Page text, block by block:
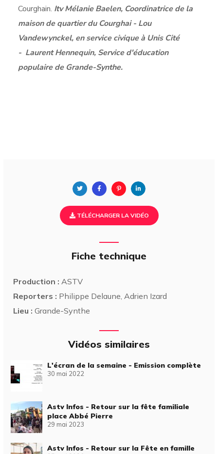
Courghain. Itv Mélanie Baelen, Coordinatrice de la
maison de quartier du Courghai - Lou
Vandewynckel, en service civique à Unis Cité
- Laurent Hennequin, Service d'éducation
populaire de Grande-Synthe.
TÉLÉCHARGER LA VIDÉO
Fiche technique
Production : ASTV
Reporters : Philippe Delaune, Adrien Izard
Lieu : Grande-Synthe
Vidéos similaires
L'écran de la semaine - Emission complète
30 mai 2022
Astv Infos - Retour sur la fête familiale
place Abbé Pierre
29 mai 2023
Astv Infos - Retour sur la Fête en famille